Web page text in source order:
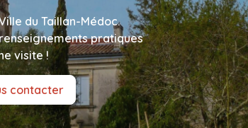
du Taillan-Médoc.
pratiques
visite !
contacter